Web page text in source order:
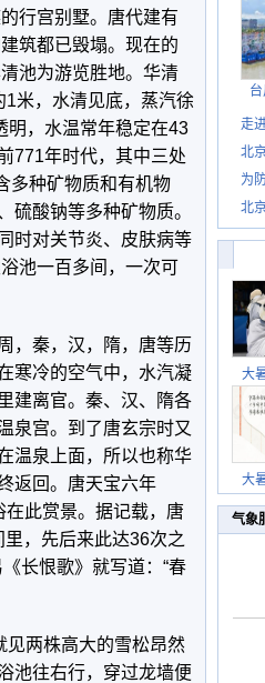
行宫别墅。唐代建有
筑都已毁塌。现在的
池为游览胜地。华清
米，水清见底，蒸汽徐
明，水温常年稳定在43
771年时代，其中三处
多种矿物质和有机物
硫酸钠等多种矿物质。
时对关节炎、皮肤病等
池一百多间，一次可
，秦，汉，隋，唐等历
寒冷的空气中，水汽凝
建离官。秦、汉、隋各
泉宫。到了唐玄宗时又
温泉上面，所以也称华
返回。唐天宝六年
在此赏景。据记载，唐
，先后来此达36次之
长恨歌》就写道：“春
见两株高大的雪松昂然
池往右行，穿过龙墙便
走
北
为
北
大
大
气象